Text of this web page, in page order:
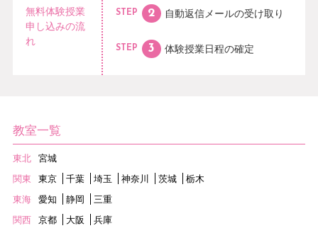
無料体験授業
申し込みの流
れ
STEP 自動返信メールの受け取り
STEP 体験授業日程の確定
教室一覧
東北
宮城
関東
東京 千葉 埼玉 神奈川 茨城
栃木
東海
愛知 静岡
三重
関西
京都 大阪
兵庫